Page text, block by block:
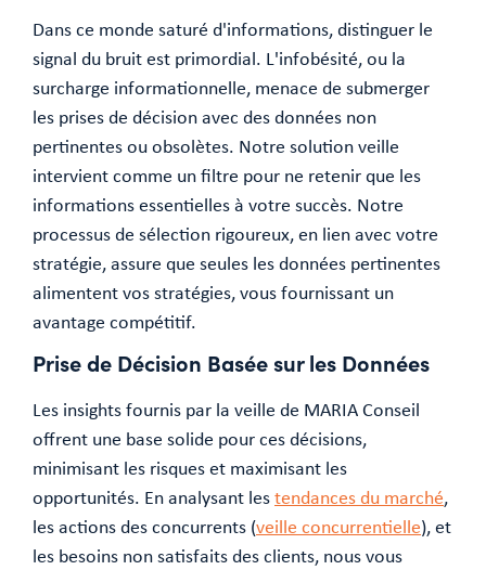
Dans ce monde saturé d'informations, distinguer le
signal du bruit est primordial. L'infobésité, ou la
surcharge informationnelle, menace de submerger
les prises de décision avec des données non
pertinentes ou obsolètes. Notre solution veille
intervient comme un filtre pour ne retenir que les
informations essentielles à votre succès. Notre
processus de sélection rigoureux, en lien avec votre
stratégie, assure que seules les données pertinentes
alimentent vos stratégies, vous fournissant un
avantage compétitif.
Prise de Décision Basée sur les Données
Les insights fournis par la veille de MARIA Conseil
offrent une base solide pour ces décisions,
minimisant les risques et maximisant les
opportunités. En analysant lestendances du marché,
les actions des concurrents (veille concurrentielle), et
les besoins non satisfaits des clients, nous vous